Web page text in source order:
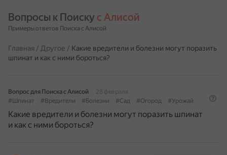
Вопросы к Поиску с Алисой
Примеры ответов Поиска с Алисой
Главная / Другое / Какие вредители и болезни могут поразить
шпинат и как с ними бороться?
Вопрос для Поиска с Алисой
28 февраля
#Шпинат
#Вредители #Болезни #Сад #Огород #Урожай
Какие вредители и болезни могут поразить шпинат
и как с ними бороться?